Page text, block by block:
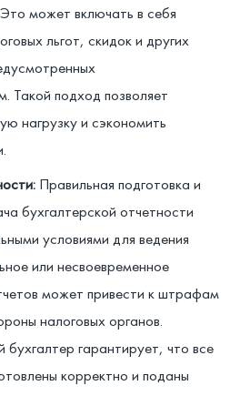
может включать в себя
льгот, скидок и других
Такой подход позволяет
нагрузку и сэкономить
Правильная подготовка и
бухгалтерской отчетности
условиями для ведения
или несвоевременное
может привести к штрафам
налоговых органов.
гарантирует, что все
корректно и поданы